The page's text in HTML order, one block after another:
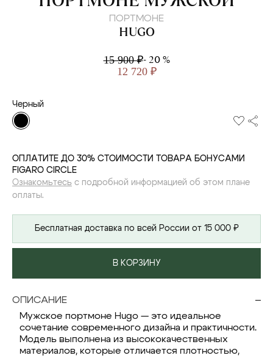
ПОРТМОНЕ
HUGO
15 900 ₽- 20 %
12 720 ₽
Черный
ОПЛАТИТЕ ДО 30% СТОИМОСТИ ТОВАРА БОНУСАМИ
FIGARO CIRCLE
Ознакомьтесь с подробной информацией об этом плане
оплаты.
Бесплатная доставка по всей России от 15 000 ₽
В КОРЗИНУ
ОПИСАНИЕ
Мужское портмоне Hugo — это идеальное
сочетание современного дизайна и практичности.
Модель выполнена из высококачественных
материалов, которые отличается плотностью,